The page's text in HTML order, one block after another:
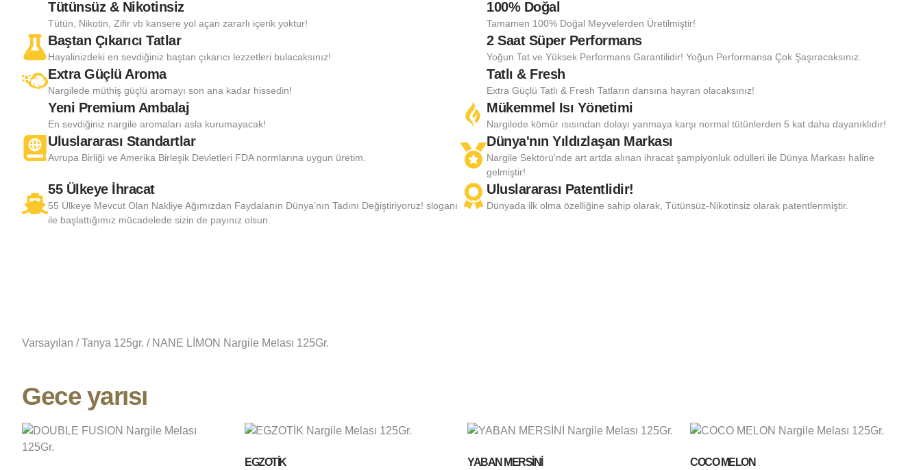
Tütünsüz & Nikotinsiz
Tütün, Nikotin, Zifir vb kansere yol açan zararlı içerik yoktur!
100% Doğal
Tamamen 100% Doğal Meyvelerden Üretilmiştir!
Baştan Çıkarıcı Tatlar
Hayalinizdeki en sevdiğiniz baştan çıkarıcı lezzetleri bulacaksınız!
2 Saat Süper Performans
Yoğun Tat ve Yüksek Performans Garantilidir! Yoğun Performansa Çok Şaşıracaksınız.
Extra Güçlü Aroma
Nargilede müthiş güçlü aromayı son ana kadar hissedin!
Tatlı & Fresh
Extra Güçlü Tatlı & Fresh Tatların dansına hayran olacaksınız!
Yeni Premium Ambalaj
En sevdiğiniz nargile aromaları asla kurumayacak!
Mükemmel Isı Yönetimi
Nargilede kömür ısısından dolayı yanmaya karşı normal tütünlerden 5 kat daha dayanıklıdır!
Uluslararası Standartlar
Avrupa Birliği ve Amerika Birleşik Devletleri FDA normlarına uygun üretim.
Dünya'nın Yıldızlaşan Markası
Nargile Sektörü'nde art artda alınan ihracat şampiyonluk ödülleri ile Dünya Markası haline
gelmiştir!
55 Ülkeye İhracat
55 Ülkeye Mevcut Olan Nakliye Ağımızdan Faydalanın Dünya’nın Tadını Değiştiriyoruz! sloganı
ile başlattığımız mücadelede sizin de payınız olsun.
Uluslararası Patentlidir!
Dünyada ilk olma özelliğine sahip olarak, Tütünsüz-Nikotinsiz olarak patentlenmiştir.
Varsayılan /Tanya 125gr. / NANE LİMON Nargile Melası 125Gr.
Gece yarısı
EGZOTİK
YABAN MERSİNİ
COCO MELON